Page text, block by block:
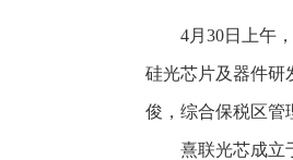
4月30日上午
硅光芯片及器件研
俊，综合保税区管
熹联光芯成立